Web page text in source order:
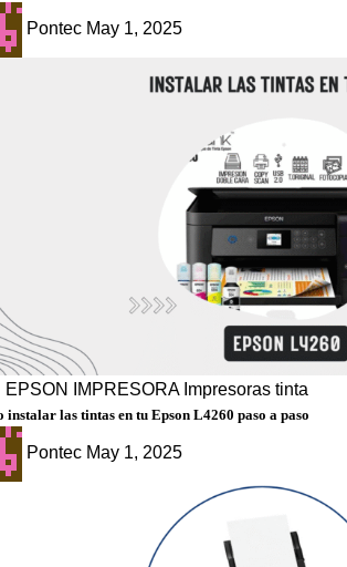
Pontec May 1, 2025
EPSON IMPRESORA Impresoras tinta
instalar las tintas en tu Epson L4260 paso a paso
Pontec May 1, 2025